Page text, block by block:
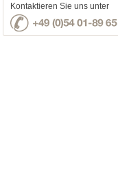
Kontaktieren Sie uns unter